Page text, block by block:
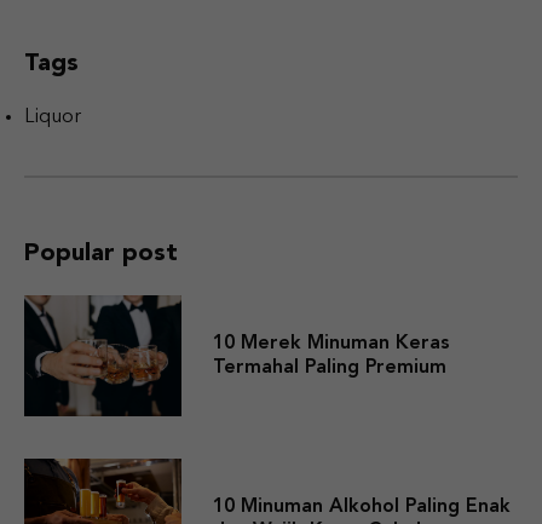
Tags
Liquor
Popular post
10 Merek Minuman Keras
Termahal Paling Premium
10 Minuman Alkohol Paling Enak